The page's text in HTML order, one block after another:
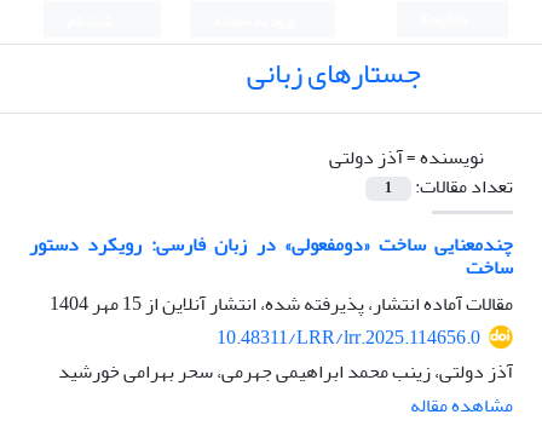
جستارهای زبانی
نویسنده =آذز دولتی
تعداد مقالات:
1
چندمعنایی ساخت «دومفعولی» در زبان فارسی: رویکرد دستور
ساخت
مقالات آماده انتشار، پذیرفته شده، انتشار آنلاین از15 مهر 1404
10.48311/LRR/lrr.2025.114656.0
آذز دولتی، زینب محمد ابراهیمی جهرمی، سحر بهرامی خورشید
مشاهده مقاله